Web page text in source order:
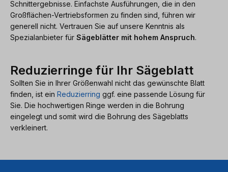
Schnittergebnisse. Einfachste Ausführungen, die in den
Großflächen-Vertriebsformen zu finden sind, führen wir
generell nicht. Vertrauen Sie auf unsere Kenntnis als
Spezialanbieter für Sägeblätter mit hohem Anspruch.
Reduzierringe für Ihr Sägeblatt
Sollten Sie in Ihrer Größenwahl nicht das gewünschte Blatt
finden, ist ein Reduzierring ggf. eine passende Lösung für
Sie. Die hochwertigen Ringe werden in die Bohrung
eingelegt und somit wird die Bohrung des Sägeblatts
verkleinert.